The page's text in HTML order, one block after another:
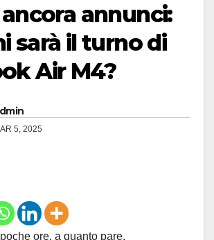
annunci:
sarà il turno di
Air M4?
5, 2025
ore, a quanto pare.